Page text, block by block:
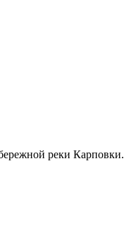
реки Карповки.